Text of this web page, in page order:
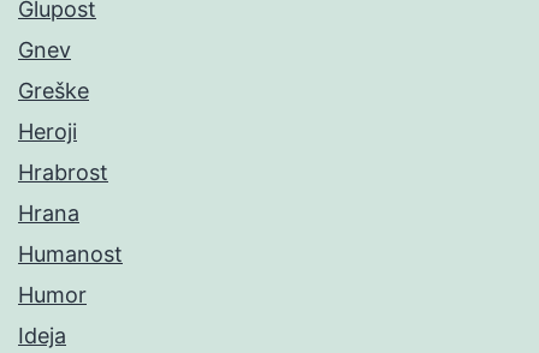
Glupost
Gnev
Greške
Heroji
Hrabrost
Hrana
Humanost
Humor
Ideja